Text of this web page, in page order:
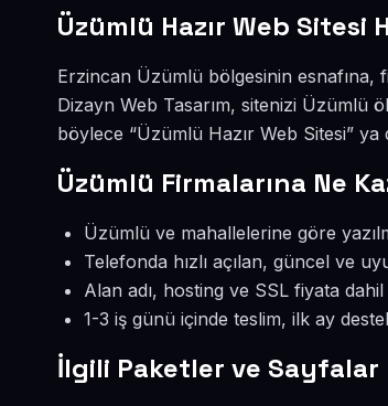
Üzümlü Hazır Web Sitesi
Erzincan Üzümlü bölgesinin esnafına,
Dizayn Web Tasarım, sitenizi Üzümlü
böylece “Üzümlü Hazır Web Sitesi”
Üzümlü Firmalarına Ne
Üzümlü ve mahallelerine göre
Telefonda hızlı açılan, güncel ve
Alan adı, hosting ve SSL fiyata dahil
1-3 iş günü içinde teslim, ilk ay
İlgili Paketler ve Sayfalar